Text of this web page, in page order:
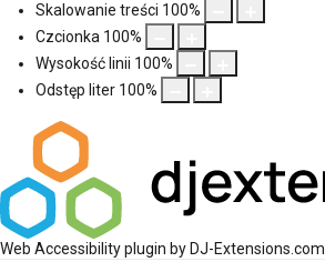
Skalowanie treści 100%
Czcionka 100%
Wysokość linii 100%
Odstęp liter 100%
Web Accessibility plugin by DJ-Extensions.com